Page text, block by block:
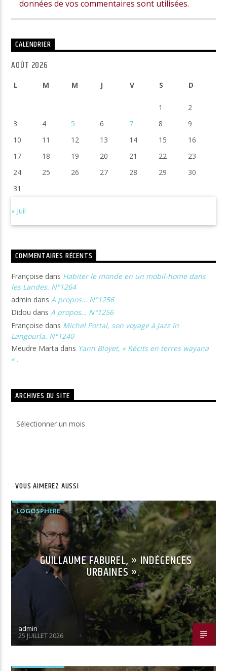
données de vos commentaires sont utilisées.
CALENDRIER
AOÛT 2026
L M M J V S D
1
2
3
4 5 6 7 8
9
10
11 12 13 14 15
16
17
18 19 20 21 22
23
24
25 26 27 28 29
30
31
« Juil
COMMENTAIRES RÉCENTS
Françoise dans Habiter le monde en un mobil-home dans
les Landes. N°1264
admin dansA propos… N°1256
Didou dansA propos… N°1256
Françoise dans Michel Portal, son voyage à Jazz In
Langourla. N°1240
Meudre Marta dans Yann Bloyet, « Récits en terres wayana
« .
ARCHIVES DU SITE
du
VOUS AIMEREZ AUSSI
LOGOSPHERE
GUILLAUME FABUREL, » INDÉCENCES
URBAINES ».
admin
25 JUILLET 2026